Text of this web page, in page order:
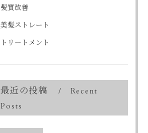
髪質改善
美髪ストレート
トリートメント
最近の投稿
Recent
Posts